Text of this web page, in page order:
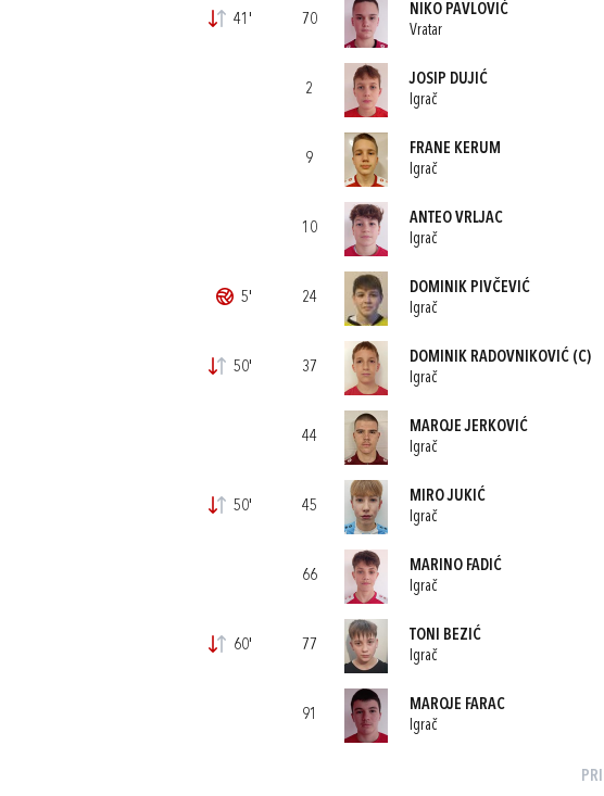
41'
5'
50'
50'
60'
70
NIKO PAVLOVIĆ
Vratar
2
JOSIP DUJIĆ
Igrač
9
FRANE KERUM
Igrač
10
ANTEO VRLJAC
Igrač
24
DOMINIK PIVČEVIĆ
Igrač
37
DOMINIK RADOVNIKOVIĆ(C)
Igrač
44
MAROJE JERKOVIĆ
Igrač
45
MIRO JUKIĆ
Igrač
66
MARINO FADIĆ
Igrač
77
TONI BEZIĆ
Igrač
91
MAROJE FARAC
Igrač